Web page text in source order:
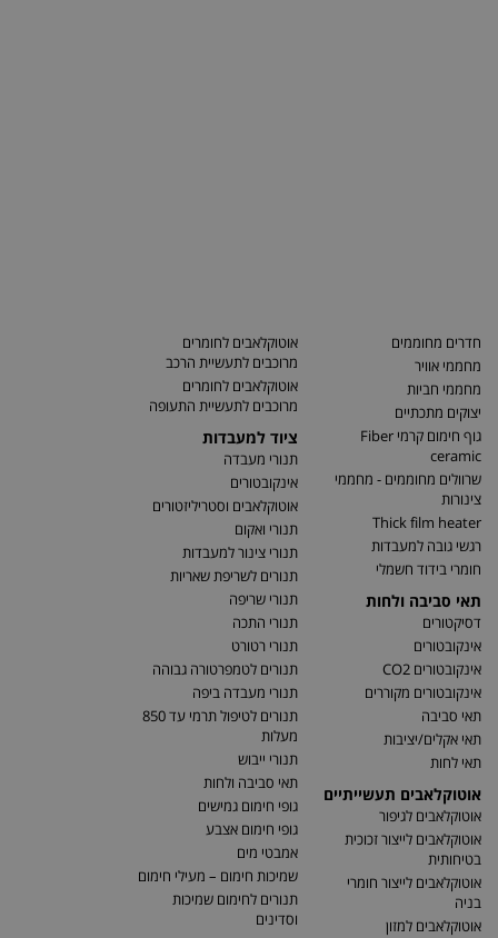
חדרים מחוממים
מחממי אוויר
מחממי חביות
יצוקים מתכתיים
גוף חימום קרמי Fiber
ceramic
שרוולים מחוממים - מחממי
צינורות
Thick film heater
רגשי גובה למעבדות
חומרי בידוד חשמלי
תאי סביבה ולחות
דסיקטורים
אינקובטורים
אינקובטורים CO2
אינקובטורים מקוררים
תאי סביבה
תאי אקלים/יציבות
תאי לחות
אוטוקלאבים תעשייתיים
אוטוקלאבים לגיפור
אוטוקלאבים לייצור זכוכית
בטיחותית
אוטוקלאבים לייצור חומרי
בניה
אוטוקלאבים למזון
אוטוקלאבים לחומרים
מרוכבים לתעשיית הרכב
אוטוקלאבים לחומרים
מרוכבים לתעשיית התעופה
ציוד למעבדות
תנורי מעבדה
אינקובטורים
אוטוקלאבים וסטריליזטורים
תנורי ואקום
תנורי צינור למעבדות
תנורים לשריפת שאריות
תנורי שריפה
תנורי התכה
תנורי רטורט
תנורים לטמפרטורה גבוהה
תנורי מעבדה ביפה
תנורים לטיפול תרמי עד 850
מעלות
תנורי ייבוש
תאי סביבה ולחות
גופי חימום גמישים
גופי חימום אצבע
אמבטי מים
שמיכות חימום – מעילי חימום
תנורים לחימום שמיכות
וסדינים